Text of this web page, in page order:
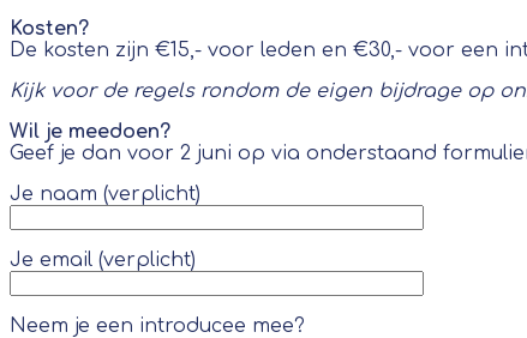
Kosten?
De kosten zijn €15,- voor leden en €30,- voor een
Kijk voor de regels rondom de eigen bijdrage op
Wil je meedoen?
Geef je dan voor 2 juni op via onderstaand
Je naam (verplicht)
Je email (verplicht)
Neem je een introducee mee?